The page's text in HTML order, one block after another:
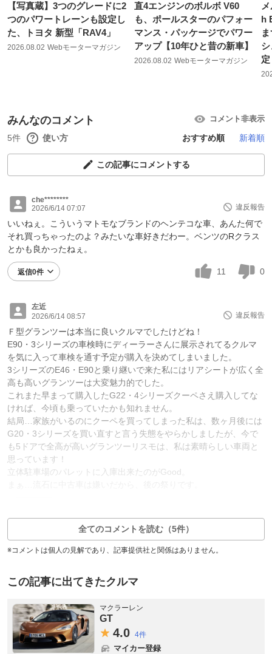
【写真蔵】3つのグレードに2
つのパワートレーンも設定し
た、トヨタ 新型「RAV4」
2026.08.02 Webモーターマガジン
直4エンジンのボルボ V60
も、ポールスターのパフォー
マンス・パッケージでパワー
アップ【10年ひと昔の新車】
2026.08.02 Webモーターマガジン
h
定
みんなのコメント コメント非表示
5件 使い方 おすすめ順 新着順
この記事にコメントする
che********
2026/6/14 07:07
違反報告
いいねぇ。こういうマトモなブランドのヘンテコな車、あんた何で
それ買っちゃったのよ？みたいな車好きだわー。ベンツのRクラス
とかも良かったねぇ。
返信0件 11 0
左近
2026/6/14 08:57
違反報告
Ｆ型グランツーは本当に良いクルマでしたけどね！
E90・3シリーズの車検時にディーラーさんに展示されてるクルマ
を気に入って車検を通す予定が購入を決めてしまいました。
3シリーズのE46・E90と乗り継いで来た私にはリアシートが広く全
高も高いグランツーは大変魅力的でした。
これまた早まって購入したG22・4シリーズクーペさえ購入してな
ければ、今頃も乗っていたかも知れません。
結局…家族がいるのにクーペを買ってしまった私は、数ヶ月後には
G20・3シリーズを買い直すと言う失態をやらかしましたが、今で
も5ドアで全高が高いグランツーリスモは、私は素晴らしい車両と
思っています！
立体駐車場のパレットに入庫出来たのがGood。
全てのコメントを読む（5件）
※コメントは個人の見解であり、記事提供社と関係はありません。
この記事に出てきたクルマ
マクラーレン
GT
4.0 4件
マイカー登録